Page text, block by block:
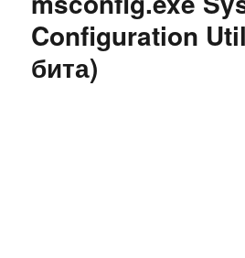
Configuration
бита)